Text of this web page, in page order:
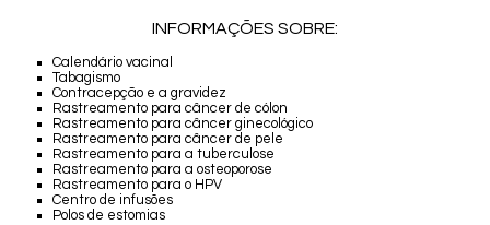
INFORMAÇÕES SOBRE:
Calendário vacinal
Tabagismo
Contracepção e a gravidez
Rastreamento para câncer de cólon
Rastreamento para câncer ginecológico
Rastreamento para câncer de pele
Rastreamento para a tuberculose
Rastreamento para a osteoporose
Rastreamento para o HPV
Centro de infusões
Polos de estomias